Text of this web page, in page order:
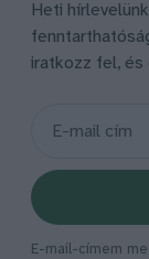
Heti
iratkozz fel, és
E-mail-címem